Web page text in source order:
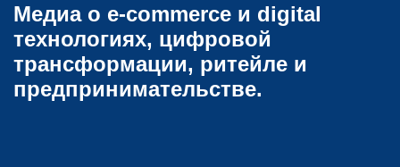
Медиа о e-commerce и digital
технологиях, цифровой
трансформации, ритейле и
предпринимательстве.